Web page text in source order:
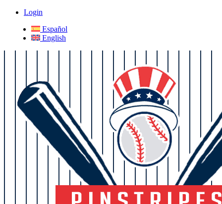
Login
Español
English